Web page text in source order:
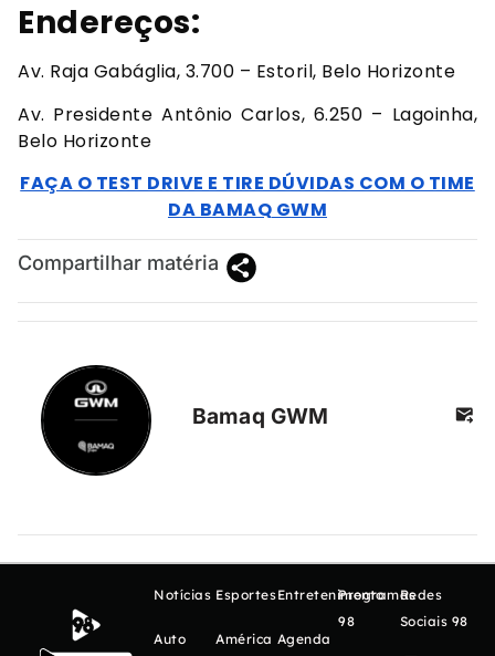
Endereços:
Av. Raja Gabáglia, 3.700 – Estoril, Belo Horizonte
Av. Presidente Antônio Carlos, 6.250 – Lagoinha,
Belo Horizonte
FAÇA O TEST DRIVE E TIRE DÚVIDAS COM O TIME
DA BAMAQ GWM
Compartilhar matéria
Bamaq GWM
Notícias
Auto
Esportes
América
Entretenimento
Agenda
Programas
98
Redes
Sociais 98